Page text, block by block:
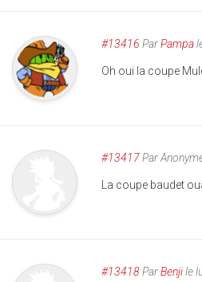
#13416 ParPampa
Oh oui la coupe
#13417Par
La coupe baudet
#13418ParBenjile